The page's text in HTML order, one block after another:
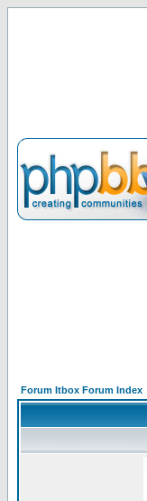
Forum Itbox Forum Index